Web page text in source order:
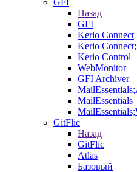
GFI
Назад
GFI
Kerio Connect
Kerio
Kerio Control
WebMonitor
GFI Archiver
MailEssentials
GitFlic
Назад
GitFlic
Atlas
Базовый